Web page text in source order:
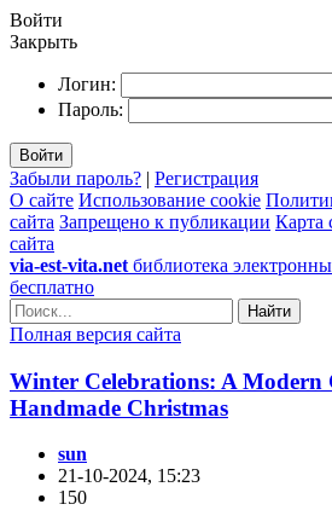
Войти
Закрыть
Логин:
Пароль:
Войти
Забыли пароль? | Регистрация
О сайте Использование cookie
сайта Запрещено к публикации Карта
сайта
via-est-vita.net библиотека
бесплатно
Найти
Полная версия сайта
Winter Celebrations: A Modern
Handmade Christmas
sun
21-10-2024, 15:23
150